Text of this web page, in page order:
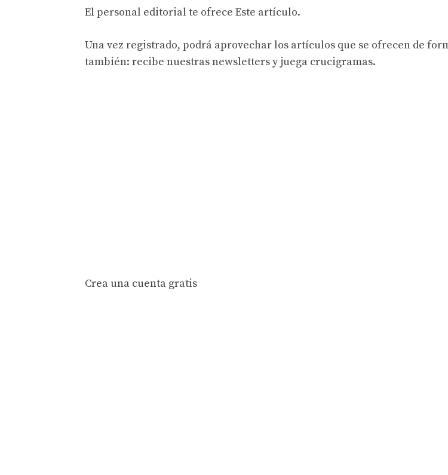
El personal editorial te ofrece Este artículo.
Una vez registrado, podrá aprovechar los artículos que se ofrecen de
también: recibe nuestras newsletters y juega crucigramas.
Crea una cuenta gratis